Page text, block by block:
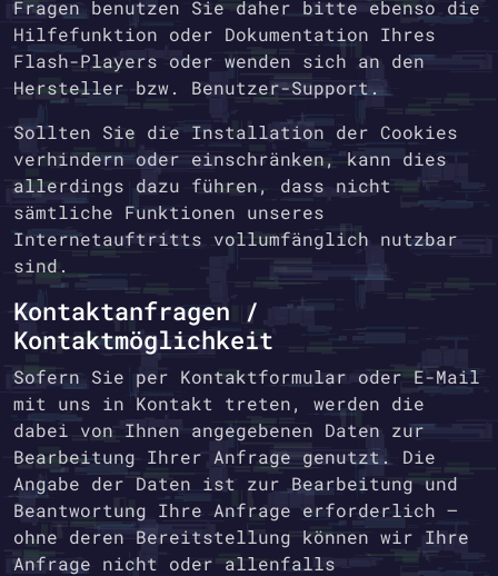
Fragen benutzen Sie daher bitte ebenso die
Hilfefunktion oder Dokumentation Ihres
Flash-Players oder wenden sich an den
Hersteller bzw. Benutzer-Support.
Sollten Sie die Installation der Cookies
verhindern oder einschränken, kann dies
allerdings dazu führen, dass nicht
sämtliche Funktionen unseres
Internetauftritts vollumfänglich nutzbar
sind.
Kontaktanfragen /
Kontaktmöglichkeit
Sofern Sie per Kontaktformular oder E-Mail
mit uns in Kontakt treten, werden die
dabei von Ihnen angegebenen Daten zur
Bearbeitung Ihrer Anfrage genutzt. Die
Angabe der Daten ist zur Bearbeitung und
Beantwortung Ihre Anfrage erforderlich –
ohne deren Bereitstellung können wir Ihre
Anfrage nicht oder allenfalls